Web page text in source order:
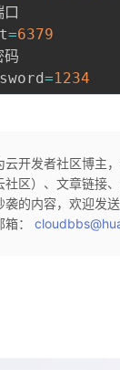
=6379
=1234
云开发者社区博主
区）、文章链接
的内容，欢迎发
箱：